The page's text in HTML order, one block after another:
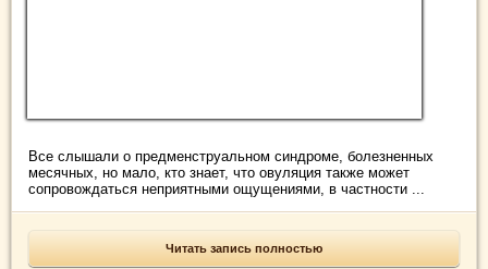
Все слышали о предменструальном синдроме, болезненных
месячных, но мало, кто знает, что овуляция также может
сопровождаться неприятными ощущениями, в частности ...
Читать запись полностью